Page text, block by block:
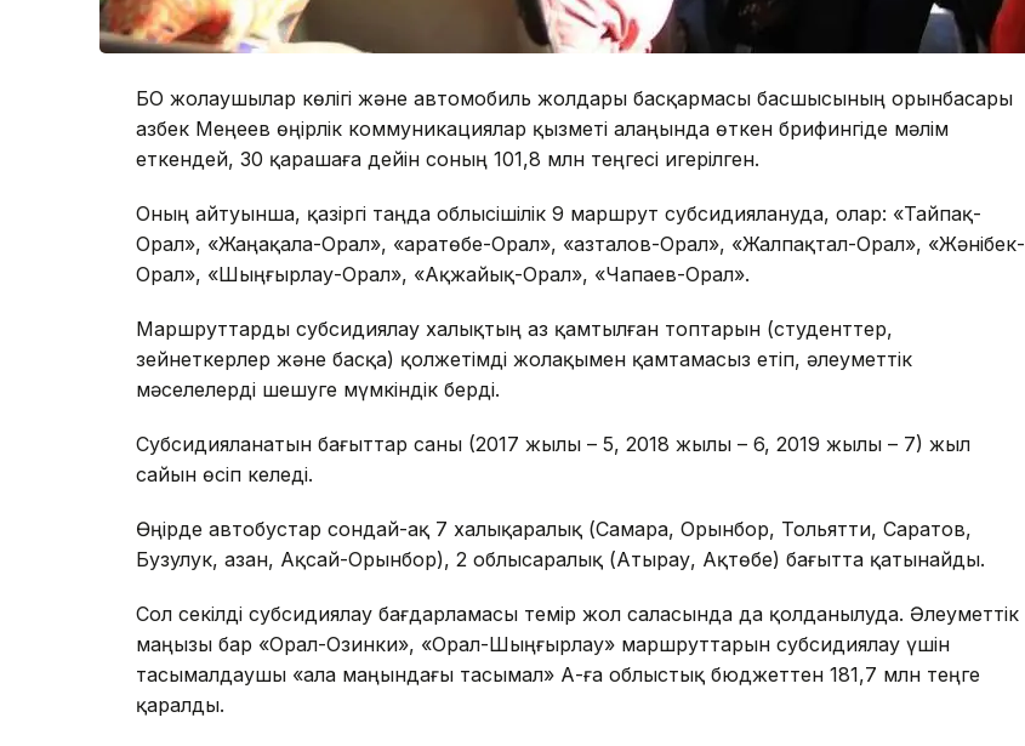
БҚО жолаушылар көлігі және автомобиль жолдары басқармасы басшысының орынбасары
Қазбек Меңеев өңірлік коммуникациялар қызметі алаңында өткен брифингіде мәлім
еткендей, 30 қарашаға дейін соның 101,8 млн теңгесі игерілген.
Оның айтуынша, қазіргі таңда облысішілік 9 маршрут субсидиялануда, олар: «Тайпақ-
Орал», «Жаңақала-Орал», «Қаратөбе-Орал», «Қазталов-Орал», «Жалпақтал-Орал», «Жәнібек-
Орал», «Шыңғырлау-Орал», «Ақжайық-Орал», «Чапаев-Орал».
Маршруттарды субсидиялау халықтың аз қамтылған топтарын (студенттер,
зейнеткерлер және басқа) қолжетімді жолақымен қамтамасыз етіп, әлеуметтік
мәселелерді шешуге мүмкіндік берді.
Субсидияланатын бағыттар саны (2017 жылы – 5, 2018 жылы – 6, 2019 жылы – 7) жыл
сайын өсіп келеді.
Өңірде автобустар сондай-ақ 7 халықаралық (Самара, Орынбор, Тольятти, Саратов,
Бузулук, Қазан, Ақсай-Орынбор), 2 облысаралық (Атырау, Ақтөбе) бағытта қатынайды.
Сол секілді субсидиялау бағдарламасы темір жол саласында да қолданылуда. Әлеуметтік
маңызы бар «Орал-Озинки», «Орал-Шыңғырлау» маршруттарын субсидиялау үшін
тасымалдаушы «Қала маңындағы тасымал» АҚ-ға облыстық бюджеттен 181,7 млн теңге
қаралды.